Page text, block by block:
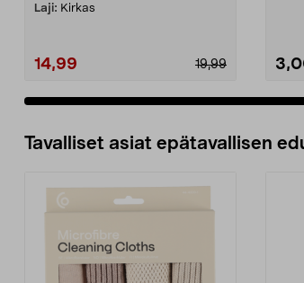
Laji: Kirkas
14,99 19,99
Tavalliset asiat epätavallisen